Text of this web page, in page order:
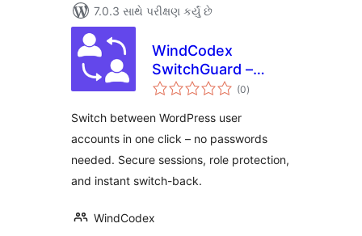
7.0.3 સાથે પરીક્ષણ કર્યું છે
WindCodex
SwitchGuard –
WordPress User
Log for
WooCommerce
(0કુલ
રેટિંગ્સ
)
Switch between WordPress user
accounts in one click – no passwords
needed. Secure sessions, role protection,
and instant switch-back.
WindCodex